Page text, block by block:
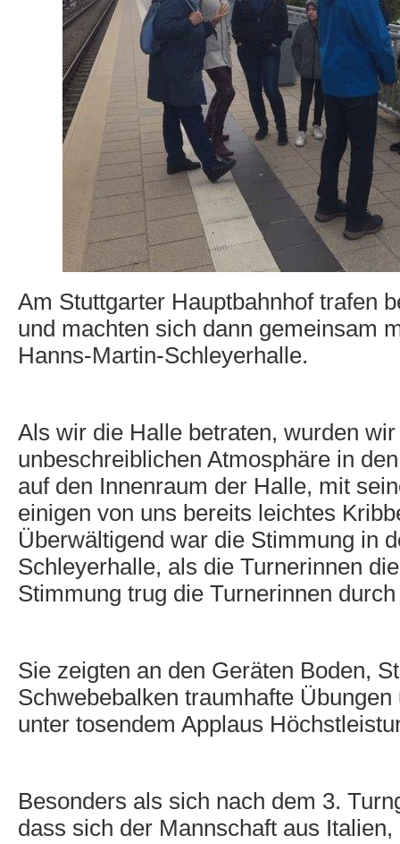
Am Stuttgarter Hauptbahnhof trafen
und machten sich dann gemeinsam
Hanns-Martin-Schleyerhalle.
Als wir die Halle betraten, wurden
unbeschreiblichen Atmosphäre in
auf den Innenraum der Halle, mit
einigen von uns bereits leichtes
Überwältigend war die Stimmung in
Schleyerhalle, als die Turnerinnen
Stimmung trug die Turnerinnen
Sie zeigten an den Geräten Boden,
Schwebebalken traumhafte
unter tosendem Applaus
Besonders als sich nach dem 3.
dass sich der Mannschaft aus